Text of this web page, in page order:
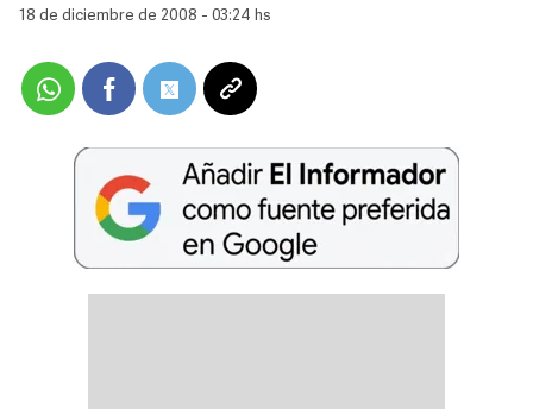
18 de diciembre de 2008 - 03:24 hs